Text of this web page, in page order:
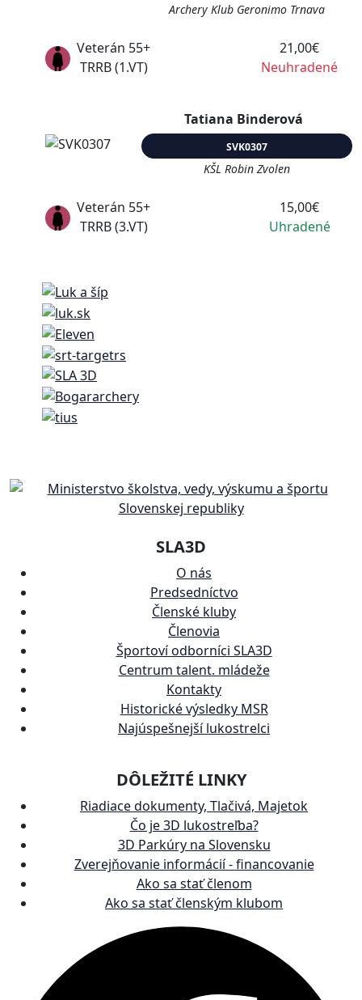
Archery Klub Geronimo Trnava
Veterán 55+
TRRB (1.VT)
21,00€
Neuhradené
Tatiana Binderová
SVK0307
KŠL Robin Zvolen
Veterán 55+
TRRB (3.VT)
15,00€
Uhradené
SLA3D
O nás
Predsedníctvo
Členské kluby
Členovia
Športoví odborníci SLA3D
Centrum talent. mládeže
Kontakty
Historické výsledky MSR
Najúspešnejší lukostrelci
DÔLEŽITÉ LINKY
Riadiace dokumenty, Tlačivá, Majetok
Čo je 3D lukostreľba?
3D Parkúry na Slovensku
Zverejňovanie informácií - financovanie
Ako sa stať členom
Ako sa stať členským klubom